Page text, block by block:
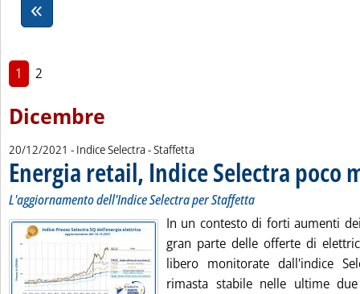
1 2
Dicembre
20/12/2021 - Indice Selectra - Staffetta
Energia retail, Indice Selectra poco
L'aggiornamento dell'Indice Selectra per Staffetta
In un contesto di forti aumenti
gran parte delle offerte di
libero monitorate dall'indice
rimasta stabile nelle ultime